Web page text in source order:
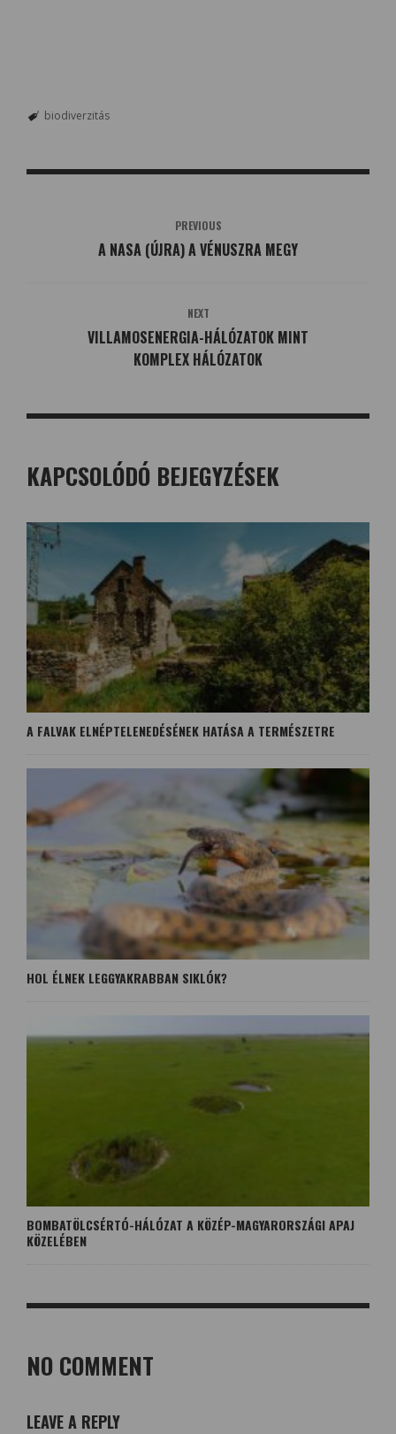
biodiverzitás
PREVIOUS
A NASA (ÚJRA) A VÉNUSZRA MEGY
NEXT
VILLAMOSENERGIA-HÁLÓZATOK MINT
KOMPLEX HÁLÓZATOK
KAPCSOLÓDÓ BEJEGYZÉSEK
A FALVAK ELNÉPTELENEDÉSÉNEK HATÁSA A TERMÉSZETRE
HOL ÉLNEK LEGGYAKRABBAN SIKLÓK?
BOMBATÖLCSÉRTÓ-HÁLÓZAT A KÖZÉP-MAGYARORSZÁGI APAJ
KÖZELÉBEN
NO COMMENT
LEAVE A REPLY